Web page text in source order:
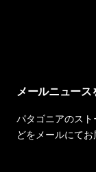
メールニュース
パタゴニアのス
どをメールにてお